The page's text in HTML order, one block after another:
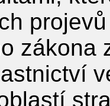
zákona